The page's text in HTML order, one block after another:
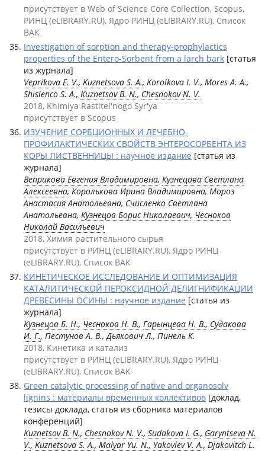
присутствует в Web of Science Core Collection, Scopus,
РИНЦ (eLIBRARY.RU), Ядро РИНЦ (eLIBRARY.RU), Список
ВАК
Investigation of sorption and therapy-prophylactics
properties of the Entero-Sorbent from a larch bark [статья
из журнала]
Veprikova E. V., Kuznetsova S. A., Korolkova I. V., Mores A. A.,
Shislenco S. A., Kuznetsov B. N., Chesnokov N. V.
2018, Khimiya Rastitel'nogo Syr'ya
присутствует в Scopus
ИЗУЧЕНИЕ СОРБЦИОННЫХ И ЛЕЧЕБНО-
ПРОФИЛАКТИЧЕСКИХ СВОЙСТВ ЭНТЕРОСОРБЕНТА ИЗ
КОРЫ ЛИСТВЕННИЦЫ : научное издание [статья из
журнала]
Веприкова Евгения Владимировна, Кузнецова Светлана
Алексеевна, Королькова Ирина Владимировна, Мороз
Анастасия Анатольевна, Счисленко Светлана
Анатольевна, Кузнецов Борис Николаевич, Чесноков
Николай Васильевич
2018, Химия растительного сырья
присутствует в РИНЦ (eLIBRARY.RU), Ядро РИНЦ
(eLIBRARY.RU), Список ВАК
КИНЕТИЧЕСКОЕ ИССЛЕДОВАНИЕ И ОПТИМИЗАЦИЯ
КАТАЛИТИЧЕСКОЙ ПЕРОКСИДНОЙ ДЕЛИГНИФИКАЦИИ
ДРЕВЕСИНЫ ОСИНЫ : научное издание [статья из
журнала]
Кузнецов Б. Н., Чесноков Н. В., Гарынцева Н. В., Судакова
И. Г., Пестунов А. В., Дьякович Л., Пинель К.
2018, Кинетика и катализ
присутствует в РИНЦ (eLIBRARY.RU), Ядро РИНЦ
(eLIBRARY.RU), Список ВАК
Green catalytic processing of native and organosolv
lignins : материалы временных коллективов [доклад,
тезисы доклада, статья из сборника материалов
конференций]
Kuznetsov B. N., Chesnokov N. V., Sudakova I. G., Garyntseva N.
V., Kuznetsova S. A., Malyar Yu. N., Yakovlev V. A., Djakovitch L.